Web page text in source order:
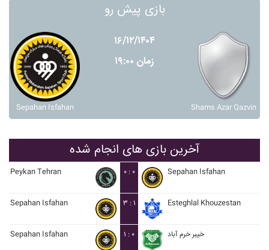
بازی پیش رو
Sepahan Isfahan
۱۶/۱۲/۱۴۰۴
زمان ۱۹:۰۰
Shams Azar Qazvin
آخرین بازی های انجام شده
Peykan Tehran ۰ : ۰ Sepahan Isfahan
Sepahan Isfahan ۳ : ۱ Esteghlal Khouzestan
Sepahan Isfahan ۱ : ۰ خيبر خرم آباد